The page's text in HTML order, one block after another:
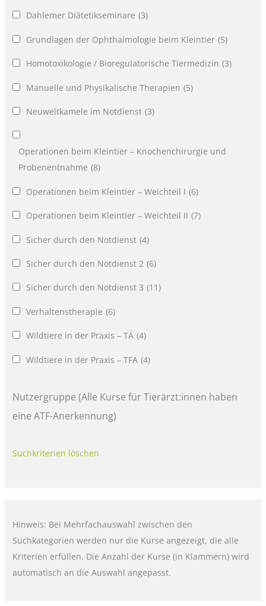
Dahlemer Diätetikseminare (3)
Grundlagen der Ophthalmologie beim Kleintier (5)
Homotoxikologie / Bioregulatorische Tiermedizin (3)
Manuelle und Physikalische Therapien (5)
Neuweltkamele im Notdienst (3)
Operationen beim Kleintier – Knochenchirurgie und
Probenentnahme (8)
Operationen beim Kleintier – Weichteil I (6)
Operationen beim Kleintier – Weichteil II (7)
Sicher durch den Notdienst (4)
Sicher durch den Notdienst 2 (6)
Sicher durch den Notdienst 3 (11)
Verhaltenstherapie (6)
Wildtiere in der Praxis – TÄ (4)
Wildtiere in der Praxis – TFA (4)
Nutzergruppe (Alle Kurse für Tierärzt:innen haben
eine ATF-Anerkennung)
Suchkriterien löschen
Hinweis: Bei Mehrfachauswahl zwischen den
Suchkategorien werden nur die Kurse angezeigt, die alle
Kriterien erfüllen. Die Anzahl der Kurse (in Klammern) wird
automatisch an die Auswahl angepasst.